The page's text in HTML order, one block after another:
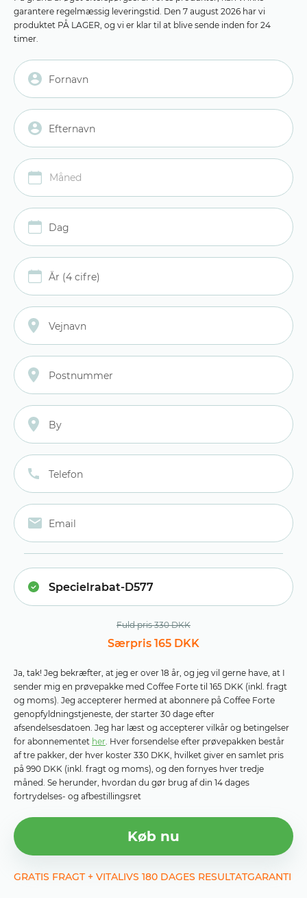
garantere regelmæssig leveringstid. Den 7 august 2026 har vi
produktet PÅ LAGER, og vi er klar til at blive sende inden for 24
timer.
Fuld pris 330 DKK
Særpris 165 DKK
Ja, tak! Jeg bekræfter, at jeg er over 18 år, og jeg vil gerne have, at I
sender mig en prøvepakke med Coffee Forte til 165 DKK (inkl. fragt
og moms). Jeg accepterer hermed at abonnere på Coffee Forte
genopfyldningstjeneste, der starter 30 dage efter
afsendelsesdatoen. Jeg har læst og accepterer vilkår og betingelser
for abonnementet her. Hver forsendelse efter prøvepakken består
af tre pakker, der hver koster 330 DKK, hvilket giver en samlet pris
på 990 DKK (inkl. fragt og moms), og den fornyes hver tredje
måned. Se herunder, hvordan du gør brug af din 14 dages
fortrydelses- og afbestillingsret
Køb nu
GRATIS FRAGT + VITALIVS 180 DAGES RESULTATGARANTI